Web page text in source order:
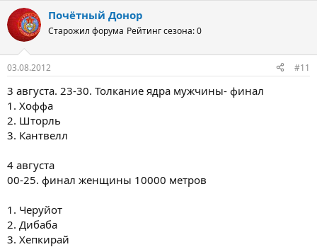
к
ц
и
Почётный Донор
Старожил форума Рейтинг сезона: 0
03.08.2012 #11
3 августа. 23-30. Толкание ядра мужчины- финал
1. Хоффа
2. Шторль
3. Кантвелл
4 августа
00-25. финал женщины 10000 метров
1. Черуйот
2. Дибаба
3. Хепкирай